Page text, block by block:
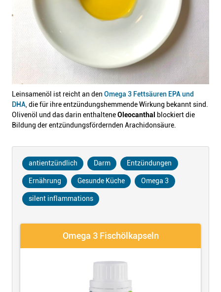
Leinsamenöl ist reicht an den Omega 3 Fettsäuren EPA und
DHA , die für ihre entzündungshemmende Wirkung bekannt sind.
Olivenöl und das darin enthalteneOleocanthal
blockiert die
Bildung der entzündungsfördernden Arachidonsäure.
antientzündlich Darm Entzündungen
Ernährung Gesunde Küche Omega 3
silent inflammations
Omega 3 Fischölkapseln